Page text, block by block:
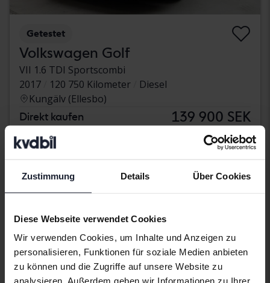
Zustimmung Details Über Cookies
Diese Webseite verwendet Cookies
Wir verwenden Cookies, um Inhalte und Anzeigen zu
personalisieren, Funktionen für soziale Medien anbieten
zu können und die Zugriffe auf unsere Website zu
analysieren. Außerdem geben wir Informationen zu Ihrer
Getestet
Volkswagen Golf
VII 1.6 TDI Sportscombi
2017
120 750 Kilometer
Diesel
Kungälv (Ellesbo)
Direkt kaufen 139 900 SEK
Mit Finanzierung 1 192 SEK/Monat